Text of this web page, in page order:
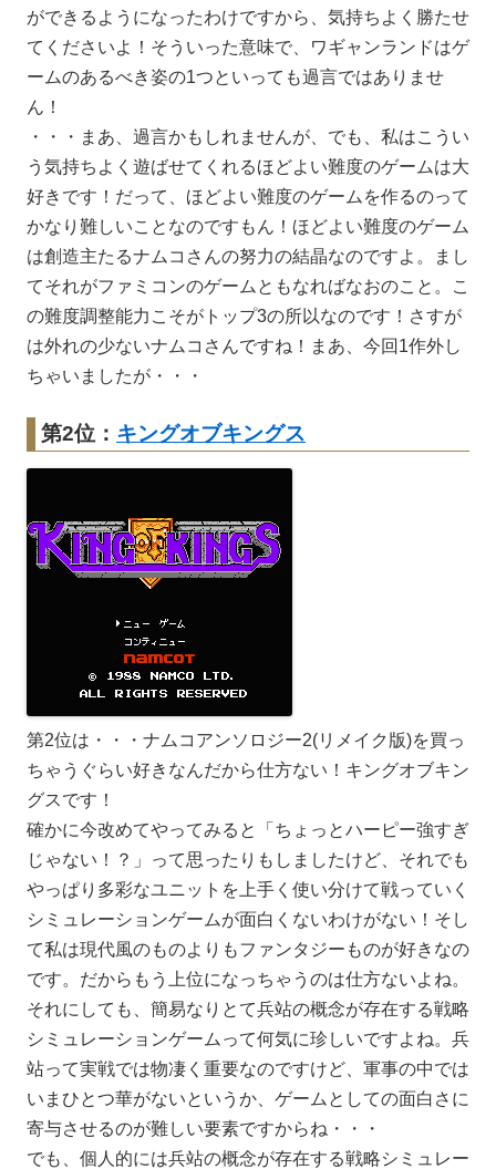
ができるようになったわけですから、気持ちよく勝たせ
てくださいよ！そういった意味で、ワギャンランドはゲ
ームのあるべき姿の1つといっても過言ではありませ
ん！
・・・まあ、過言かもしれませんが、でも、私はこうい
う気持ちよく遊ばせてくれるほどよい難度のゲームは大
好きです！だって、ほどよい難度のゲームを作るのって
かなり難しいことなのですもん！ほどよい難度のゲーム
は創造主たるナムコさんの努力の結晶なのですよ。まし
てそれがファミコンのゲームともなればなおのこと。こ
の難度調整能力こそがトップ3の所以なのです！さすが
は外れの少ないナムコさんですね！まあ、今回1作外し
ちゃいましたが・・・
第2位： キングオブキングス
第2位は・・・ナムコアンソロジー2(リメイク版)を買っ
ちゃうぐらい好きなんだから仕方ない！キングオブキン
グスです！
確かに今改めてやってみると「ちょっとハーピー強すぎ
じゃない！？」って思ったりもしましたけど、それでも
やっぱり多彩なユニットを上手く使い分けて戦っていく
シミュレーションゲームが面白くないわけがない！そし
て私は現代風のものよりもファンタジーものが好きなの
です。だからもう上位になっちゃうのは仕方ないよね。
それにしても、簡易なりとて兵站の概念が存在する戦略
シミュレーションゲームって何気に珍しいですよね。兵
站って実戦では物凄く重要なのですけど、軍事の中では
いまひとつ華がないというか、ゲームとしての面白さに
寄与させるのが難しい要素ですからね・・・
でも、個人的には兵站の概念が存在する戦略シミュレー